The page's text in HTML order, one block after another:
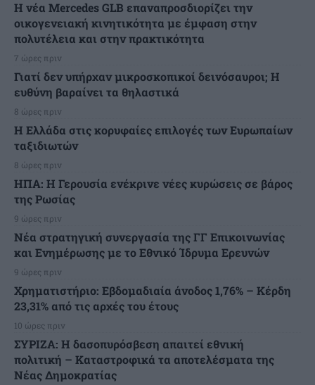
Η νέα Mercedes GLB επαναπροσδιορίζει την
οικογενειακή κινητικότητα με έμφαση στην
πολυτέλεια και στην πρακτικότητα
7 ώρες πριν
Γιατί δεν υπήρχαν μικροσκοπικοί δεινόσαυροι; Η
ευθύνη βαραίνει τα θηλαστικά
8 ώρες πριν
Η Ελλάδα στις κορυφαίες επιλογές των Ευρωπαίων
ταξιδιωτών
8 ώρες πριν
ΗΠΑ: Η Γερουσία ενέκρινε νέες κυρώσεις σε βάρος
της Ρωσίας
9 ώρες πριν
Νέα στρατηγική συνεργασία της ΓΓ Επικοινωνίας
και Ενημέρωσης με το Εθνικό Ίδρυμα Ερευνών
9 ώρες πριν
Χρηματιστήριο: Εβδομαδιαία άνοδος 1,76% – Κέρδη
23,31% από τις αρχές του έτους
10 ώρες πριν
ΣΥΡΙΖΑ: Η δασοπυρόσβεση απαιτεί εθνική
πολιτική – Καταστροφικά τα αποτελέσματα της
Νέας Δημοκρατίας